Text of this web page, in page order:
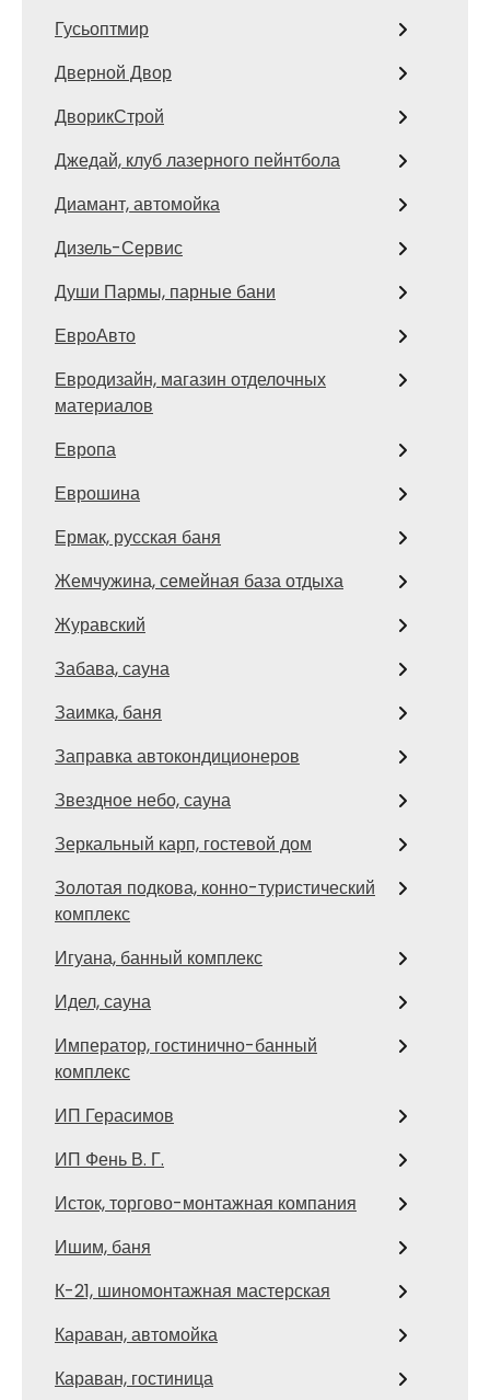
Гусьоптмир
Дверной Двор
ДворикСтрой
Джедай, клуб лазерного пейнтбола
Диамант, автомойка
Дизель-Сервис
Души Пармы, парные бани
ЕвроАвто
Евродизайн, магазин отделочных
материалов
Европа
Еврошина
Ермак, русская баня
Жемчужина, семейная база отдыха
Журавский
Забава, сауна
Заимка, баня
Заправка автокондиционеров
Звездное небо, сауна
Зеркальный карп, гостевой дом
Золотая подкова, конно-туристический
комплекс
Игуана, банный комплекс
Идел, сауна
Император, гостинично-банный
комплекс
ИП Герасимов
ИП Фень В. Г.
Исток, торгово-монтажная компания
Ишим, баня
К-21, шиномонтажная мастерская
Караван, автомойка
Караван, гостиница